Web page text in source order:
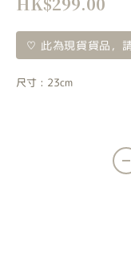
♡ 此為現貨貨品，
尺寸 : 23cm